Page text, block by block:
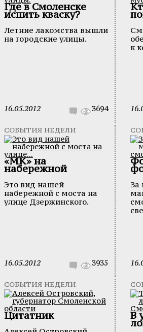
Где в Смоленске
испить кваску?
Летние лакомства вышли
на городские улицы.
16.05.2012 3694
к
СОБЫТИЯ НЕДЕЛИ
«МК» на
набережной
Это вид нашей
набережной с моста на
улице Дзержинского.
16.05.2012 3935
За
СОБЫТИЯ НЕДЕЛИ
Цитатник В